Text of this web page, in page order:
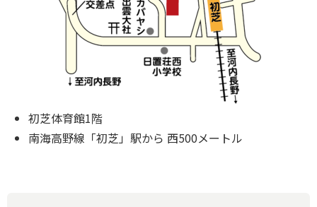
初芝体育館1階
南海高野線「初芝」駅から 西500メートル